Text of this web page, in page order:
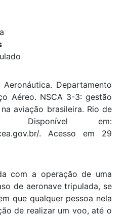
Aeronáutica. Departamento
Aéreo. NSCA 3-3: gestão
aviação brasileira. Rio de
Disponível em:
. Acesso em 29
com a operação de uma
de aeronave tripulada, se
que qualquer pessoa nela
de realizar um voo, até o